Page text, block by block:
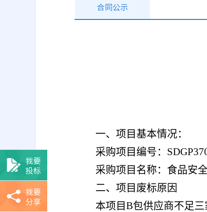
合同公示
一、项目基本情况：
采购项目编号：
采购项目名称：食品安
二、项目废标原因
本项目B包供应商不足
我要
投标
我要
分享